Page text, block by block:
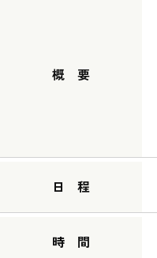
概 要
日 程
時 間